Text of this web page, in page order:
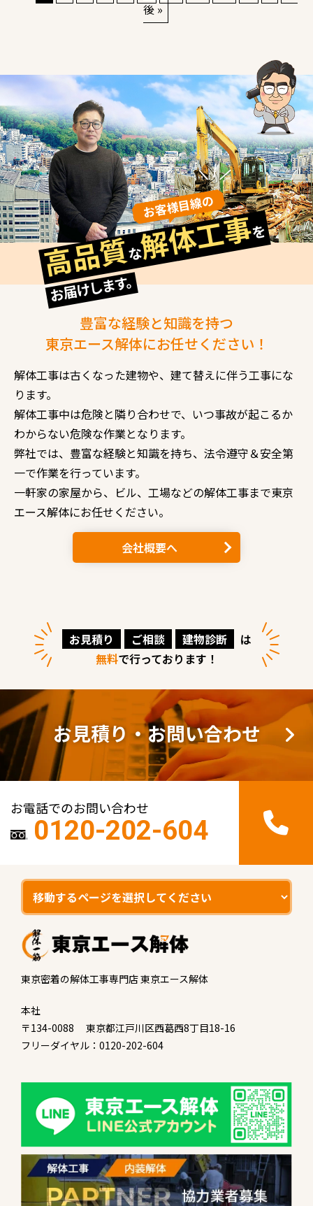
後 »
お客様目線の
高品質な解体工事を
お届けします。
豊富な経験と知識を持つ
東京エース解体にお任せください！
解体工事は古くなった建物や、建て替えに伴う工事にな
ります。
解体工事中は危険と隣り合わせで、いつ事故が起こるか
わからない危険な作業となります。
弊社では、豊富な経験と知識を持ち、法令遵守＆安全第
一で作業を行っています。
一軒家の家屋から、ビル、工場などの解体工事まで東京
エース解体にお任せください。
会社概要へ
お見積り ご相談 建物診断
は
無料で行っております！
お見積り・お問い合わせ
お電話でのお問い合わせ
0120-202-604
東京密着の解体工事専門店 東京エース解体
本社
〒134-0088 東京都江戸川区西葛西8丁目18-16
フリーダイヤル：0120-202-604